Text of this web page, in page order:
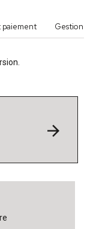
paiement Gestion
arrow_forward